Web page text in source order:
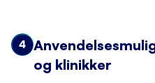
4
og klinikker